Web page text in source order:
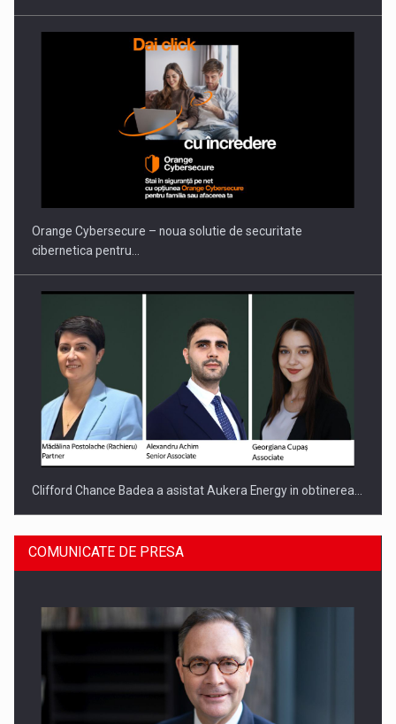
PUTTING ROMANIAN CORPORATE COMPANIES ON THE
INTERNATIONAL BUSINESS SCENE
Orange Cybersecure – noua solutie de securitate
cibernetica pentru…
Clifford Chance Badea a asistat Aukera Energy in obtinerea…
COMUNICATE DE PRESA